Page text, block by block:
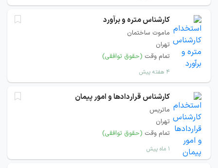
کارشناس متره و برآورد
ماموت ساختمان
تهران
تمام وقت (حقوق توافقی)
۴ هفته پیش
کارشناس قراردادها و امور پیمان
ماتریس
تهران
تمام وقت (حقوق توافقی)
۱ ماه پیش